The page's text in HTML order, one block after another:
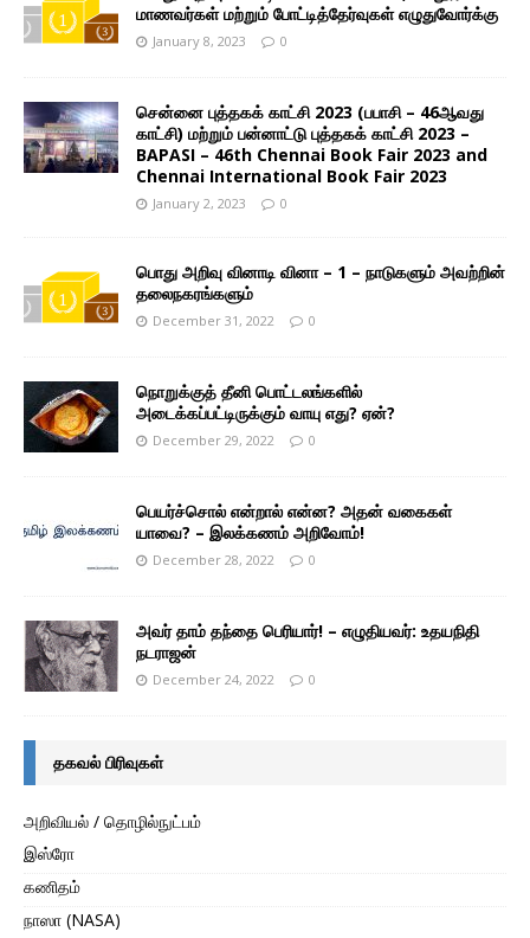
மாணவர்கள் மற்றும் போட்டித்தேர்வுகள் எழுதுவோர்க்கு
January 8, 2023 0
சென்னை புத்தகக் காட்சி 2023 (பபாசி – 46ஆவது
காட்சி) மற்றும் பன்னாட்டு புத்தகக் காட்சி 2023 –
BAPASI – 46th Chennai Book Fair 2023 and
Chennai International Book Fair 2023
January 2, 2023 0
பொது அறிவு வினாடி வினா – 1 – நாடுகளும் அவற்றின்
தலைநகரங்களும்
December 31, 2022 0
நொறுக்குத் தீனி பொட்டலங்களில்
அடைக்கப்பட்டிருக்கும் வாயு எது? ஏன்?
December 29, 2022 0
பெயர்ச்சொல் என்றால் என்ன? அதன் வகைகள்
யாவை? – இலக்கணம் அறிவோம்!
December 28, 2022 0
அவர் தாம் தந்தை பெரியார்! – எழுதியவர்: உதயநிதி
நடராஜன்
December 24, 2022 0
தகவல் பிரிவுகள்
அறிவியல் / தொழில்நுட்பம்
இஸ்ரோ
கணிதம்
நாஸா (NASA)